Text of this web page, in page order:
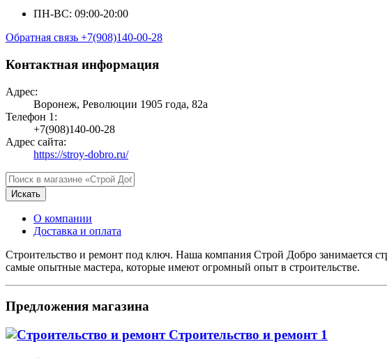
ПН-ВС: 09:00-20:00
Обратная связь +7(908)140-00-28
Контактная информация
Адрес:
Воронеж, Революции 1905 года, 82а
Телефон 1:
+7(908)140-00-28
Адрес сайта:
https://stroy-dobro.ru/
Искать
О компании
Доставка и оплата
Строительство и ремонт под ключ. Наша компания Строй Добро занимается
самые опытные мастера, которые имеют огромный опыт в строительстве.
Предложения магазина
Строительство и ремонт 1